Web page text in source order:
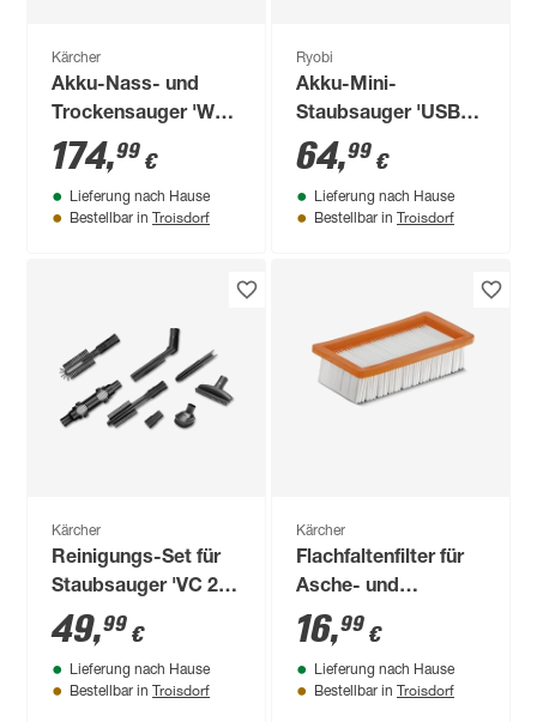
Kärcher
Akku-Nass- und
Trockensauger 'WD
2-18' 18 V inklusive
Akku und Ladegerät
174,99 €
Lieferung nach Hause
Bestellbar in Troisdorf
Ryobi
Akku-Mini-
Staubsauger 'USB-
Lithium' 142 l/min 4
V ohne Akku und
Ladegerät
64,99 €
Lieferung nach Hause
Bestellbar in Troisdorf
Kärcher
Reinigungs-Set für
Staubsauger 'VC 2' /
'VC 3'
49,99 €
Lieferung nach Hause
Bestellbar in Troisdorf
Kärcher
Flachfaltenfilter für
Asche- und
Trockensauger AD 3,
AD 2, AD 4 Premium
16,99 €
Lieferung nach Hause
Bestellbar in Troisdorf